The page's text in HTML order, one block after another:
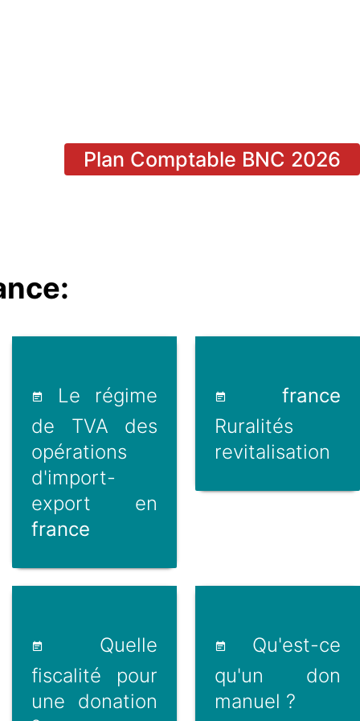
Plan Comptable BNC 2026
Le régime
de TVA des
opérations
d'import-
export en
france
france
Ruralités
revitalisation
Quelle
fiscalité pour
une donation
Qu'est-ce
qu'un don
manuel ?